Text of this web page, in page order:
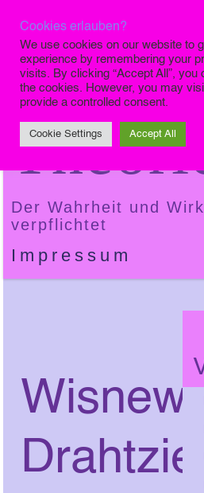
Die
Der Wahrheit und
verpflichtet
Impressum
Cookies erlauben?
We use cookies on our website to
experience by remembering your
visits. By clicking “Accept All”, you
the cookies. However, you may
provide a controlled consent.
Cookie Settings Accept All